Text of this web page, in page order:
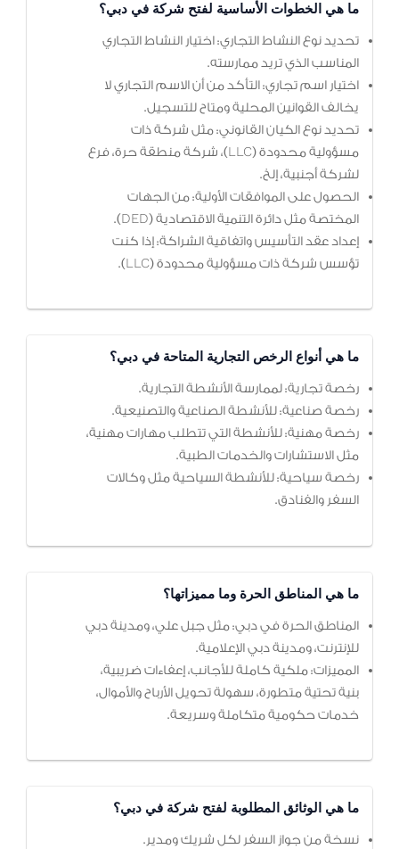
ما هي الخطوات الأساسية لفتح شركة في دبي؟
تحديد نوع النشاط التجاري: اختيار النشاط التجاري
المناسب الذي تريد ممارسته.
اختيار اسم تجاري: التأكد من أن الاسم التجاري لا
يخالف القوانين المحلية ومتاح للتسجيل.
تحديد نوع الكيان القانوني: مثل شركة ذات
مسؤولية محدودة (LLC)، شركة منطقة حرة، فرع
لشركة أجنبية، إلخ.
الحصول على الموافقات الأولية: من الجهات
المختصة مثل دائرة التنمية الاقتصادية (DED).
إعداد عقد التأسيس واتفاقية الشراكة: إذا كنت
تؤسس شركة ذات مسؤولية محدودة (LLC).
ما هي أنواع الرخص التجارية المتاحة في دبي؟
رخصة تجارية: لممارسة الأنشطة التجارية.
رخصة صناعية: للأنشطة الصناعية والتصنيعية.
رخصة مهنية: للأنشطة التي تتطلب مهارات مهنية،
مثل الاستشارات والخدمات الطبية.
رخصة سياحية: للأنشطة السياحية مثل وكالات
السفر والفنادق.
ما هي المناطق الحرة وما مميزاتها؟
المناطق الحرة في دبي: مثل جبل علي، ومدينة دبي
للإنترنت، ومدينة دبي الإعلامية.
المميزات: ملكية كاملة للأجانب، إعفاءات ضريبية،
بنية تحتية متطورة، سهولة تحويل الأرباح والأموال،
خدمات حكومية متكاملة وسريعة.
ما هي الوثائق المطلوبة لفتح شركة في دبي؟
نسخة من جواز السفر لكل شريك ومدير.